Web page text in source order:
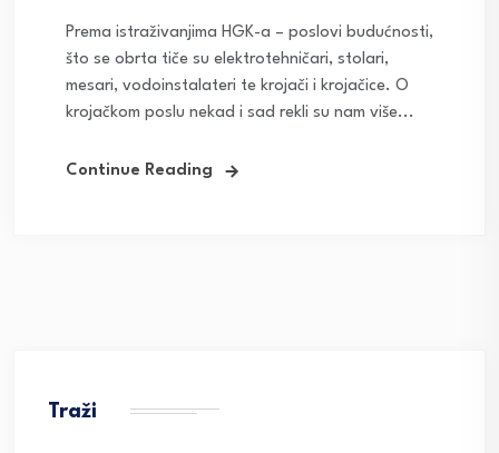
Prema istraživanjima HGK-a – poslovi budućnosti,
što se obrta tiče su elektrotehničari, stolari,
mesari, vodoinstalateri te krojači i krojačice. O
krojačkom poslu nekad i sad rekli su nam više...
Continue Reading
Traži